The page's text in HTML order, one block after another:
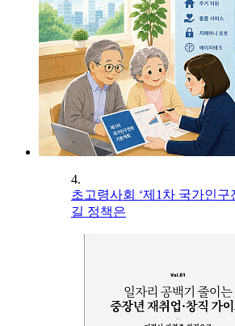
4.
초고령사회 ‘제1차 국가인구
길 정책은